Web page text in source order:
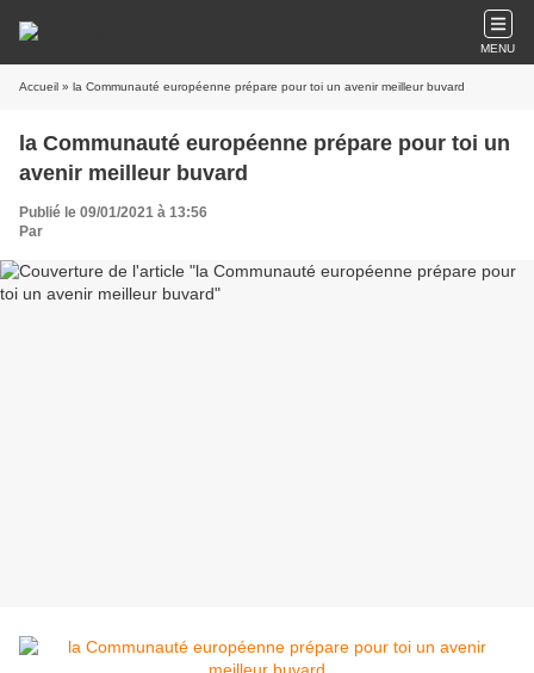
MENU
Accueil » la Communauté européenne prépare pour toi un avenir meilleur buvard
la Communauté européenne prépare pour toi un
avenir meilleur buvard
Publié le 09/01/2021 à 13:56
Par